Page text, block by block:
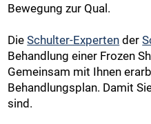
Bewegung zur Qual.
DieSchulter-Experten der
Behandlung einer Frozen
Gemeinsam mit Ihnen
Behandlungsplan. Damit
sind.